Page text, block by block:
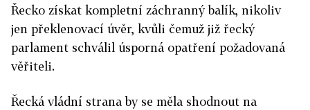
Řecko získat kompletní záchranný balík, nikoliv
jen překlenovací úvěr, kvůli čemuž již řecký
parlament schválil úsporná opatření požadovaná
věřiteli.
Řecká vládní strana by se měla shodnout na